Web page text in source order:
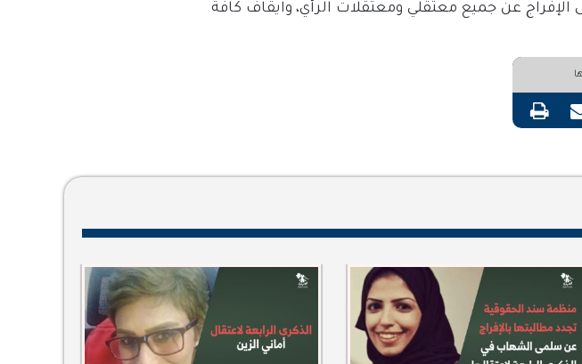
عن جميع معتقلي ومعتقلات الرأي، وايقاف كافة
مشاركة عبر البريد طباعة